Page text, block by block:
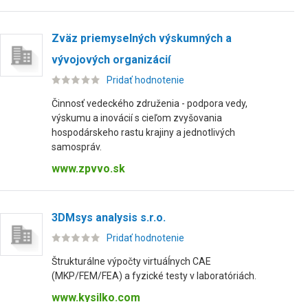
Zväz priemyselných výskumných a
vývojových organizácií
Pridať hodnotenie
Činnosť vedeckého združenia - podpora vedy,
výskumu a inovácií s cieľom zvyšovania
hospodárskeho rastu krajiny a jednotlivých
samospráv.
www.zpvvo.sk
3DMsys analysis s.r.o.
Pridať hodnotenie
Štrukturálne výpočty virtuáĺnych CAE
(MKP/FEM/FEA) a fyzické testy v laboratóriách.
www.kysilko.com